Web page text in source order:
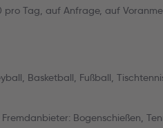
pro Tag, auf Anfrage, auf
Basketball, Fußball,
Bogenschießen,